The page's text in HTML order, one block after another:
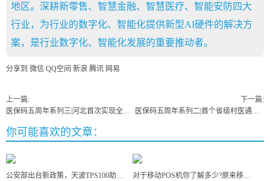
地区。深耕新零售、智慧金融、智慧医疗、智能安防四大
行业，为行业的数字化、智能化提供新型AI硬件的解决方
案，是行业数字化、智能化发展的重要推动者。
分享到 微信 QQ空间 新浪 腾讯 网易
上一篇:
下一篇:
你可能喜欢的文章：